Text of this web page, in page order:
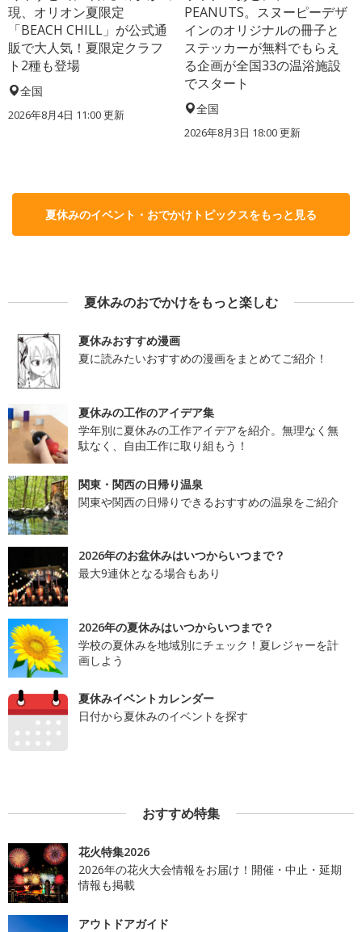
現、オリオン夏限定
「BEACH CHILL」が公式通
販で大人気！夏限定クラフ
ト2種も登場
全国
2026年8月4日 11:00更新
PEANUTS。スヌーピーデザ
インのオリジナルの冊子と
ステッカーが無料でもらえ
る企画が全国33の温浴施設
でスタート
全国
2026年8月3日 18:00更新
夏休みのイベント・おでかけトピックスをもっと見る
夏休みのおでかけをもっと楽しむ
夏休みおすすめ漫画
夏に読みたいおすすめの漫画をまとめてご紹介！
夏休みの工作のアイデア集
学年別に夏休みの工作アイデアを紹介。無理なく無
駄なく、自由工作に取り組もう！
関東・関西の日帰り温泉
関東や関西の日帰りできるおすすめの温泉をご紹介
2026年のお盆休みはいつからいつまで？
最大9連休となる場合もあり
2026年の夏休みはいつからいつまで？
学校の夏休みを地域別にチェック！夏レジャーを計
画しよう
夏休みイベントカレンダー
日付から夏休みのイベントを探す
おすすめ特集
花火特集2026
2026年の花火大会情報をお届け！開催・中止・延期
情報も掲載
アウトドアガイド